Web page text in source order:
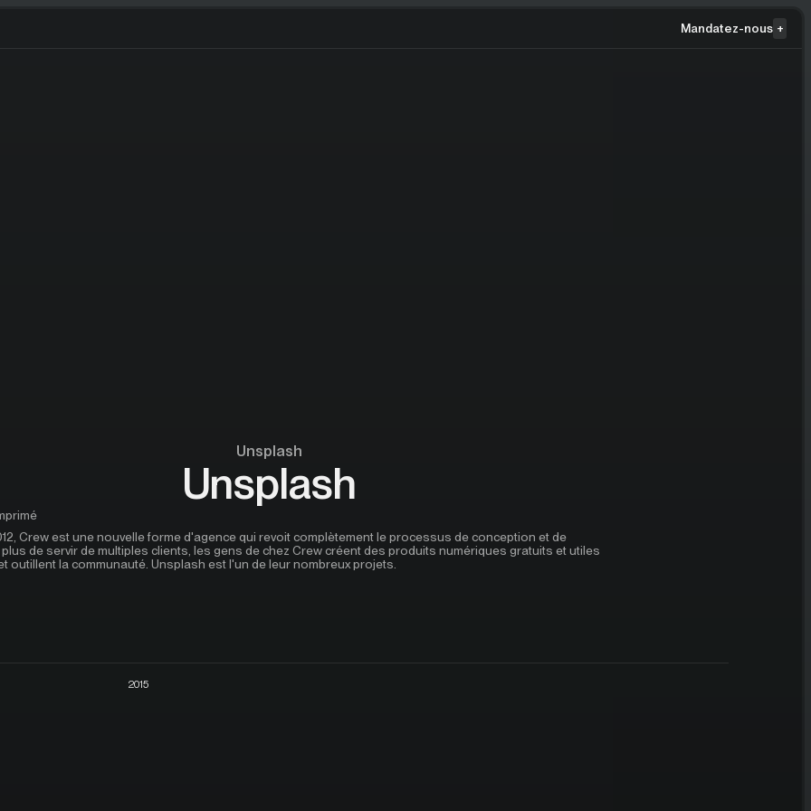
Mandatez-nous +
Unsplash
Unsplash
Crew est une nouvelle forme d'agence qui revoit complètement le processus de conception et de
de servir de multiples clients, les gens de chez Crew créent des produits numériques gratuits et utiles
outillent la communauté. Unsplash est l'un de leur nombreux projets.
2015